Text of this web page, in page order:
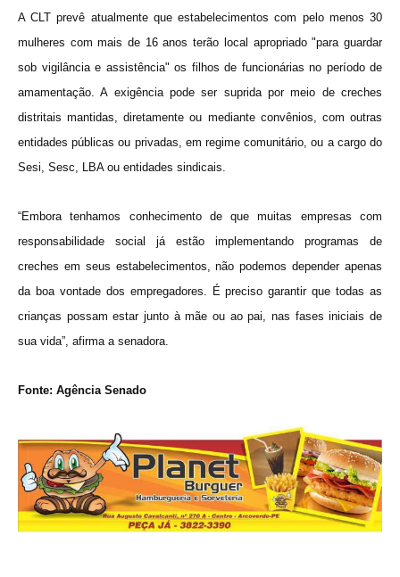
A CLT prevê atualmente que estabelecimentos com pelo menos 30
mulheres com mais de 16 anos terão local apropriado "para guardar
sob vigilância e assistência" os filhos de funcionárias no período de
amamentação. A exigência pode ser suprida por meio de creches
distritais mantidas, diretamente ou mediante convênios, com outras
entidades públicas ou privadas, em regime comunitário, ou a cargo do
Sesi, Sesc, LBA ou entidades sindicais.
“Embora tenhamos conhecimento de que muitas empresas com
responsabilidade social já estão implementando programas de
creches em seus estabelecimentos, não podemos depender apenas
da boa vontade dos empregadores. É preciso garantir que todas as
crianças possam estar junto à mãe ou ao pai, nas fases iniciais de
sua vida”, afirma a senadora.
Fonte: Agência Senado